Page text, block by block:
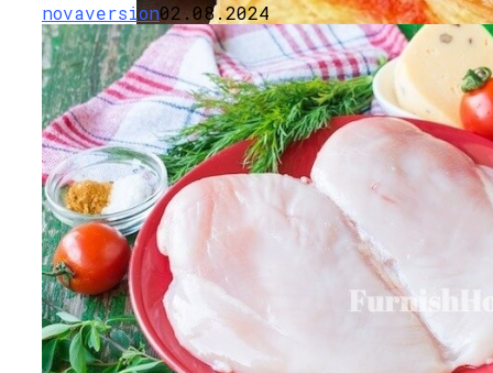
Как Повторно Использовать Воду
После Варки Риса
Маникюр С Идеальным Красным
Лаком «баловница»
Необычная Пицца Из Слоеного Теста
novaversion02.08.2024